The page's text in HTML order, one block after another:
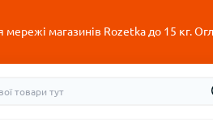
магазинів Rozetka до 15 кг.